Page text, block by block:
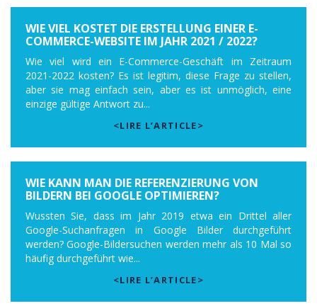
WIE VIEL KOSTET DIE ERSTELLUNG EINER E-
COMMERCE-WEBSITE IM JAHR 2021 / 2022?
Wie viel wird ein E-Commerce-Geschäft im Zeitraum
2021-2022 kosten? Es ist legitim, diese Frage zu stellen,
aber sie mag einfach sein, aber es ist unmöglich, eine
einzige gültige Antwort zu...
<LIRE L’ARTICLE>
WIE KANN MAN DIE REFERENZIERUNG VON
BILDERN BEI GOOGLE OPTIMIEREN?
Wussten Sie, dass im Jahr 2019 etwa ein Drittel aller
Google-Suchanfragen in Google Bilder durchgeführt
werden? Google-Bildersuchen werden mehr als 10 Mal so
häufig durchgeführt wie...
<LIRE L’ARTICLE>